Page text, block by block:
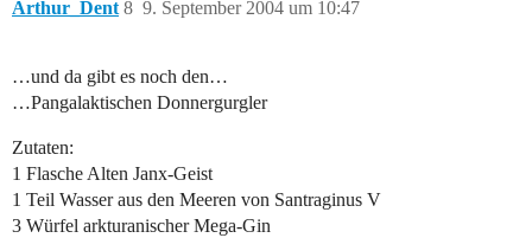
Arthur_Dent 9. September 2004 um 10:47
8
…und da gibt es noch den…
…Pangalaktischen Donnergurgler
Zutaten:
1 Flasche Alten Janx-Geist
1 Teil Wasser aus den Meeren von Santraginus V
3 Würfel arkturanischer Mega-Gin